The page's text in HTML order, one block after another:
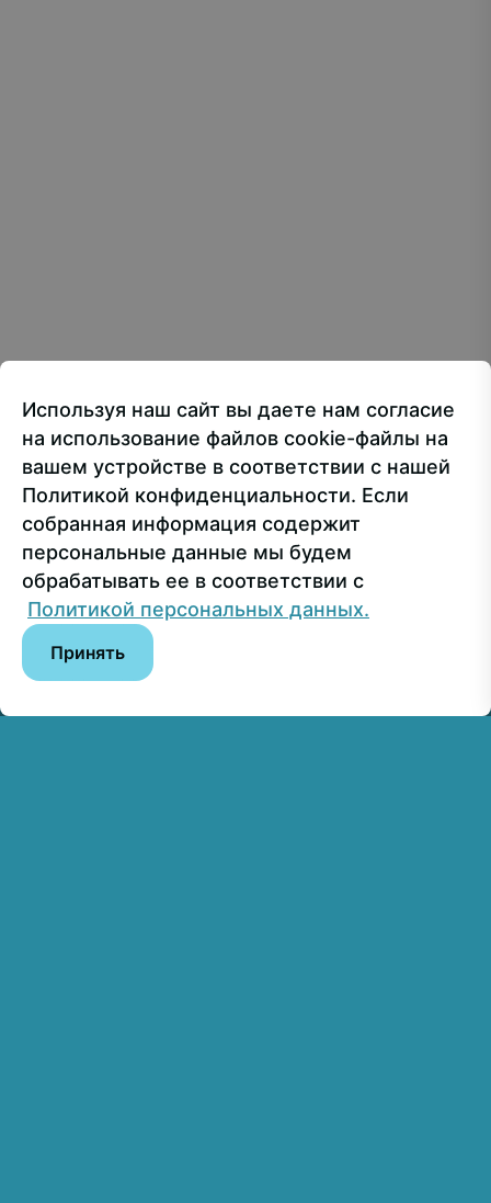
Используя наш сайт вы даете нам согласие
на использование файлов cookie-файлы на
вашем устройстве в соответствии с нашей
Политикой конфиденциальности. Если
собранная информация содержит
персональные данные мы будем
обрабатывать ее в соответствии с
Политикой персональных данных.
Принять
Приёмная комиссия +7 499 748-32-20
+7 499 160-92-00 (доб. 1191)
© РГУ СоцТех
Сведения об образовательной организации